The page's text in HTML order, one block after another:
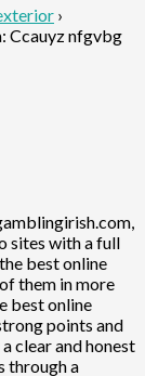
›
Ccauyz nfgvbg
sites with a full
best online
them in more
best online
points and
clear and honest
through a